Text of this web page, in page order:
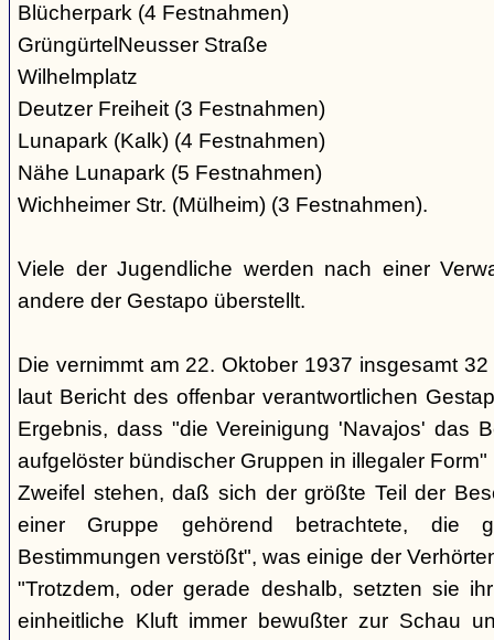
Blücherpark (4 Festnahmen)
GrüngürtelNeusser Straße
Wilhelmplatz
Deutzer Freiheit (3 Festnahmen)
Lunapark (Kalk) (4 Festnahmen)
Nähe Lunapark (5 Festnahmen)
Wichheimer Str. (Mülheim) (3 Festnahmen).
Viele der Jugendliche werden nach einer
andere der Gestapo überstellt.
Die vernimmt am 22. Oktober 1937 insgesamt
laut Bericht des offenbar verantwortlichen
Ergebnis, dass "die Vereinigung 'Navajos' das
aufgelöster bündischer Gruppen in illegaler
Zweifel stehen, daß sich der größte Teil der
einer Gruppe gehörend betrachtete, die
Bestimmungen verstößt", was einige der
"Trotzdem, oder gerade deshalb, setzten sie
einheitliche Kluft immer bewußter zur Schau